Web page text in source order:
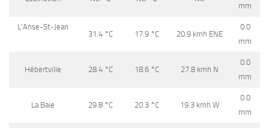
mm
L'Anse-St-Jean
31.4°C 17.9°C 20.9 kmh ENE
0.0
mm
Hébertville 28.4°C 18.6°C 27.8 kmh N
0.0
mm
La Baie 29.8°C 20.3°C 19.3 kmh W
0.0
mm